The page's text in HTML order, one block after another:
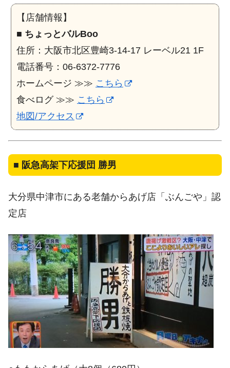
【店舗情報】
■ ちょっとバルBoo
住所：大阪市北区豊崎3-14-17 レーベル21 1F
電話番号：06-6372-7776
ホームページ ≫≫ こちら
食べログ ≫≫ こちら
地図/アクセス
■ 阪急高架下応援団 勝男
大分県中津市にある老舗からあげ店「ぶんごや」認
定店